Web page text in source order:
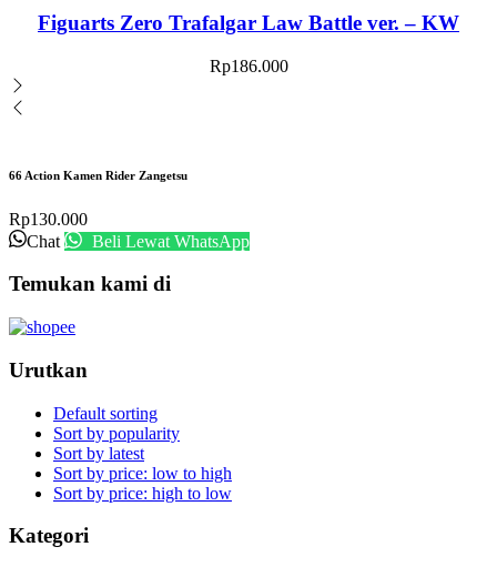
Figuarts Zero Trafalgar Law Battle ver. – KW
Rp186.000
66 Action Kamen Rider Zangetsu
Rp130.000
Chat
Beli Lewat WhatsApp
Temukan kami di
Urutkan
Default sorting
Sort by popularity
Sort by latest
Sort by price: low to high
Sort by price: high to low
Kategori